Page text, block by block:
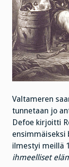
Valtameren
tunnetaan jo
Defoe kirjoitti
ensimmäiseksi
ilmestyi meillä
ihmeelliset